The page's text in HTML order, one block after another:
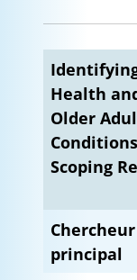
Health
Older
Scoping
Chercheur
principal